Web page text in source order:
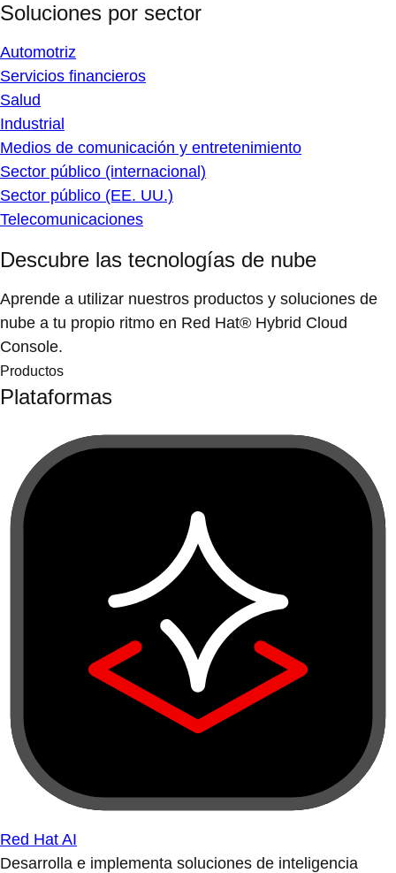
Soluciones por sector
Automotriz
Servicios financieros
Salud
Industrial
Medios de comunicación y entretenimiento
Sector público (internacional)
Sector público (EE. UU.)
Telecomunicaciones
Descubre las tecnologías de nube
Aprende a utilizar nuestros productos y soluciones de
nube a tu propio ritmo en Red Hat® Hybrid Cloud
Console.
Productos
Plataformas
Red Hat AI
Desarrolla e implementa soluciones de inteligencia